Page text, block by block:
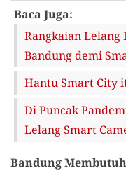
Baca Juga:
Rangkaian Lelang
Bandung demi
Hantu Smart City
Di Puncak
Lelang Smart
Bandung